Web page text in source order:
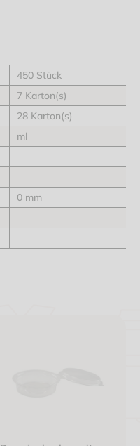
450 Stück
7 Karton(s)
28 Karton(s)
ml
0 mm